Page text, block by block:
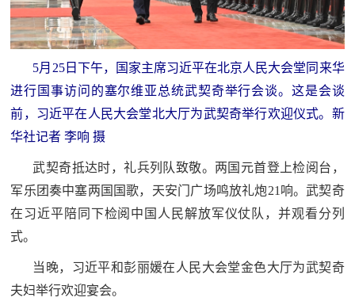
5月25日下午，国家主席习近平在北京人民大会堂同来华
进行国事访问的塞尔维亚总统武契奇举行会谈。这是会谈
前，习近平在人民大会堂北大厅为武契奇举行欢迎仪式。新
华社记者 李响 摄
武契奇抵达时，礼兵列队致敬。两国元首登上检阅台，
军乐团奏中塞两国国歌，天安门广场鸣放礼炮21响。武契奇
在习近平陪同下检阅中国人民解放军仪仗队，并观看分列
式。
当晚，习近平和彭丽媛在人民大会堂金色大厅为武契奇
夫妇举行欢迎宴会。